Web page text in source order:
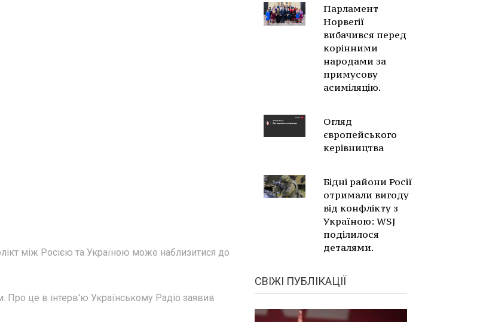
між Росією та Україною може наблизитися до
це в інтерв'ю Українському Радіо заявив
Парламент
Норвегії
вибачився перед
корінними
народами за
примусову
асиміляцію.
Огляд
європейського
керівництва
Бідні райони Росії
отримали вигоду
від конфлікту з
Україною: WSJ
поділилося
деталями.
СВІЖІ ПУБЛІКАЦІЇ